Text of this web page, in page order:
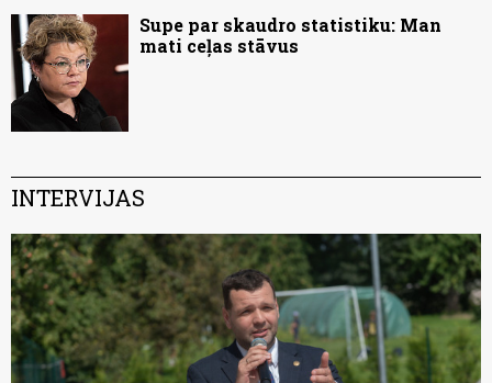
Supe par skaudro statistiku: Man
mati ceļas stāvus
INTERVIJAS